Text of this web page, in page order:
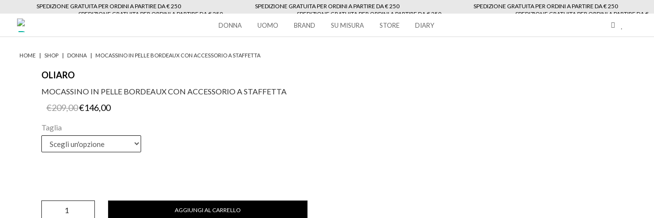
SPEDIZIONE GRATUITA PER ORDINI A PARTIRE DA € 250 SPEDIZIONE GRATUITA PER ORDINI A PARTIRE DA € 250
SPEDIZIONE GRATUITA PER ORDINI A PARTIRE DA € 250
SPEDIZIONE GRATUITA PER ORDINI A PARTIRE DA € 250
SPEDIZIONE GRATUITA PER ORDINI A PARTIRE DA € 250
SPEDIZIONE GRATUITA PER ORDINI A PARTIRE DA €
250
DONNA UOMO BRAND SU MISURA STORE DIARY
My
HOME | SHOP | DONNA | MOCASSINO IN PELLE BORDEAUX CON ACCESSORIO A STAFFETTA
OLIARO
MOCASSINO IN PELLE BORDEAUX CON ACCESSORIO A STAFFETTA
€209,00 Il
prezzo
€209,00.
€146,00Il
prezzo
€146,00.
Taglia
AGGIUNGI AL CARRELLO